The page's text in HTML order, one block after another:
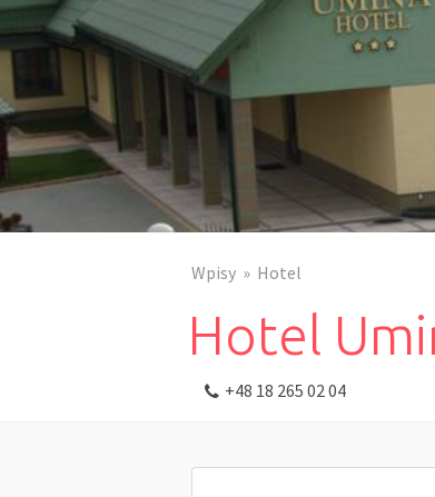
Wpisy Hotel
Hotel
+48 18 265 02 04